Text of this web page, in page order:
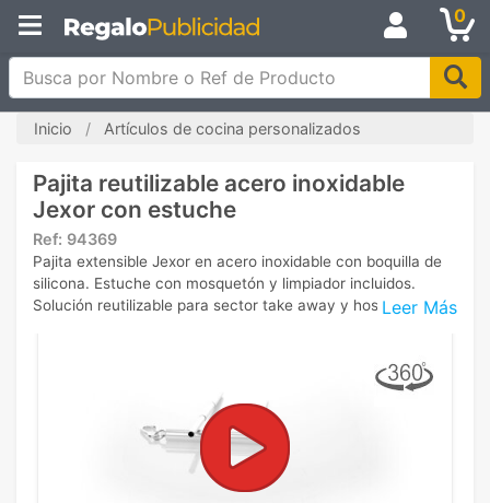
0
Busca por Nombre o Ref de Producto
Inicio Artículos de cocina personalizados
Pajita reutilizable acero inoxidable
Jexor con estuche
Ref: 94369
Leer Más
Pajita extensible Jexor en acero inoxidable con boquilla de
silicona. Estuche con mosquetón y limpiador incluidos.
Solución reutilizable para sector take away y hostelería.